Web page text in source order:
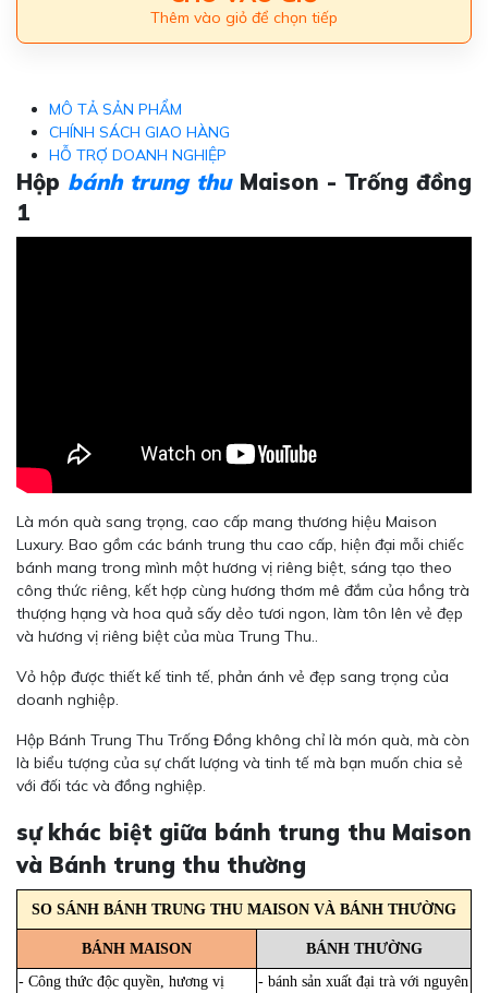
Thêm vào giỏ để chọn tiếp
MÔ TẢ SẢN PHẨM
CHÍNH SÁCH GIAO HÀNG
HỖ TRỢ DOANH NGHIỆP
Hộp bánh trung thuMaison - Trống đồng
1
Là món quà sang trọng, cao cấp mang thương hiệu Maison
Luxury. Bao gồm các bánh trung thu cao cấp, hiện đại mỗi chiếc
bánh mang trong mình một hương vị riêng biệt, sáng tạo theo
công thức riêng, kết hợp cùng hương thơm mê đắm của hồng trà
thượng hạng và hoa quả sấy dẻo tươi ngon, làm tôn lên vẻ đẹp
và hương vị riêng biệt của mùa Trung Thu..
Vỏ hộp được thiết kế tinh tế, phản ánh vẻ đẹp sang trọng của
doanh nghiệp.
Hộp Bánh Trung Thu Trống Đồng không chỉ là món quà, mà còn
là biểu tượng của sự chất lượng và tinh tế mà bạn muốn chia sẻ
với đối tác và đồng nghiệp.
sự khác biệt giữa bánh trung thu Maison
và Bánh trung thu thường
SO SÁNH BÁNH TRUNG THU MAISON VÀ BÁNH THƯỜNG
BÁNH MAISON
BÁNH THƯỜNG
- Công thức độc quyền, hương vị
- bánh sản xuất đại trà với nguyên